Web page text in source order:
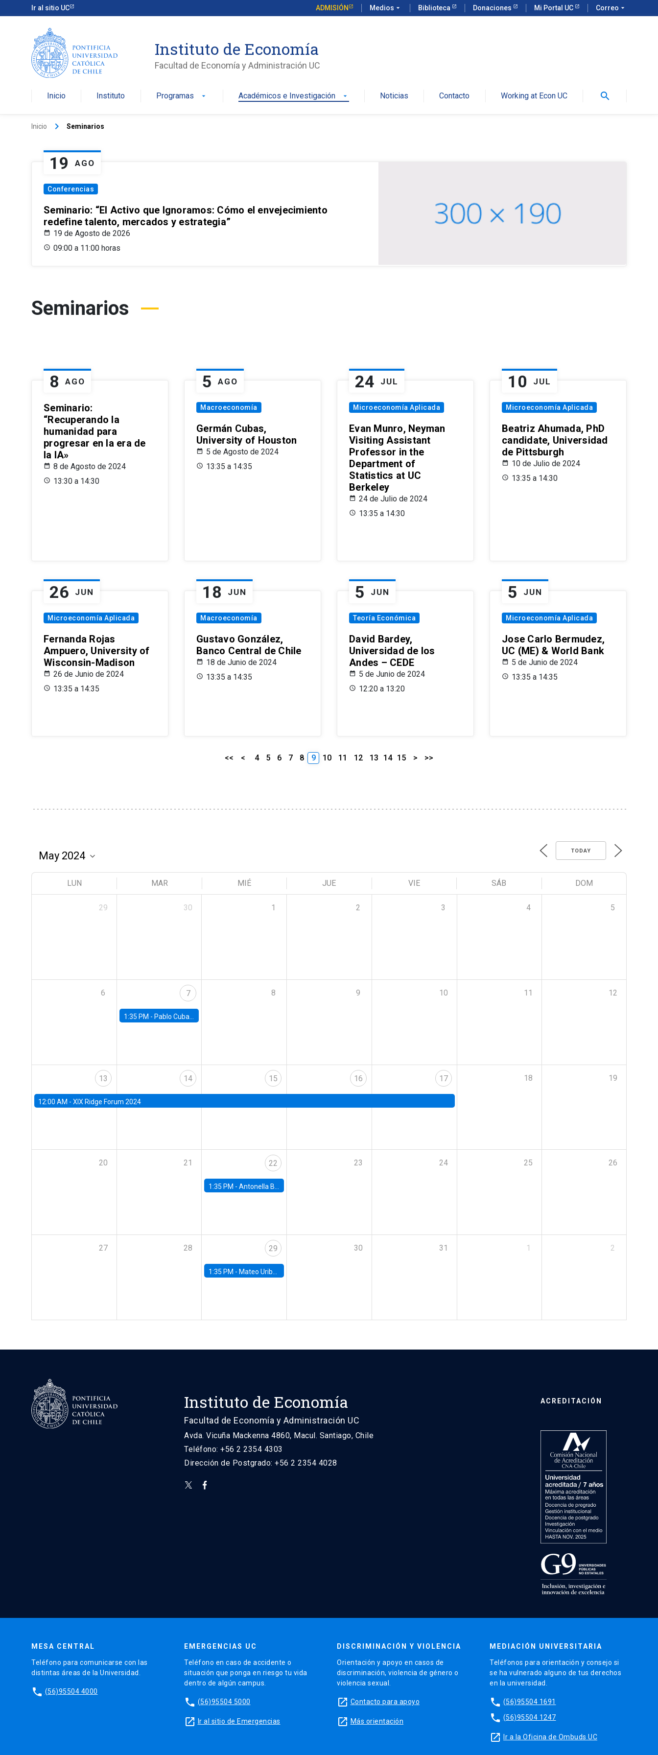
Ir al sitio UC ADMISIÓN Medios arrow_drop_down Biblioteca Donaciones Mi Portal UC Correo arrow_drop_down
Instituto de Economía
Facultad de Economía y Administración UC
Inicio Instituto Programas arrow_drop_down Académicos e Investigación arrow_drop_down Noticias Contacto Working at Econ UC search
Inicio keyboard_arrow_right Seminarios
19 AGO
Conferencias
Seminario: “El Activo que Ignoramos: Cómo el envejecimiento
redefine talento, mercados y estrategia”
19 de Agosto de 2026
09:00 a 11:00 horas
Seminarios
8 AGO
Seminario:
“Recuperando la
humanidad para
progresar en la era de
la IA»
8 de Agosto de 2024
13:30 a 14:30
5 AGO
Macroeconomía
Germán Cubas,
University of Houston
5 de Agosto de 2024
13:35 a 14:35
24 JUL
Microeconomía Aplicada
Evan Munro, Neyman
Visiting Assistant
Professor in the
Department of
Statistics at UC
Berkeley
24 de Julio de 2024
13:35 a 14:30
10 JUL
Microeconomía Aplicada
Beatriz Ahumada, PhD
candidate, Universidad
de Pittsburgh
10 de Julio de 2024
13:35 a 14:30
26 JUN
Microeconomía Aplicada
Fernanda Rojas
Ampuero, University of
Wisconsin-Madison
26 de Junio de 2024
13:35 a 14:35
18 JUN
Macroeconomía
Gustavo González,
Banco Central de Chile
18 de Junio de 2024
13:35 a 14:35
5 JUN
Teoría Económica
David Bardey,
Universidad de los
Andes – CEDE
5 de Junio de 2024
12:20 a 13:20
5 JUN
Microeconomía Aplicada
Jose Carlo Bermudez,
UC (ME) & World Bank
5 de Junio de 2024
13:35 a 14:35
<< < 4 5 6 7 8 9 10 11 12 13 14 15 > >>
TODAY
LUN MAR MIÉ JUE VIE SÁB DOM
29 30 1 2 3 4 5
6 7
1:35 PM - Pablo Cuba, FED Board
8 9 10 11 12
13
12:00 AM - XIX Ridge Forum 2024
14 15 16 17 18 19
20 21 22
1:35 PM -Antonella Bancalari, Institute for Fiscal Studies (IFS) and Research Associate at University College London (UCL)
23 24 25 26
27 28 29
1:35 PM - Mateo Uribe-Castro, Universidad de los Andes (Colombia)
30 31 1 2
Instituto de Economía
Facultad de Economía y Administración UC
Avda. Vicuña Mackenna 4860, Macul. Santiago, Chile
Teléfono: +56 2 2354 4303
Dirección de Postgrado: +56 2 2354 4028
ACREDITACIÓN
MESA CENTRAL
Teléfono para comunicarse con las
distintas áreas de la Universidad.
phone (56)95504 4000
EMERGENCIAS UC
Teléfono en caso de accidente o
situación que ponga en riesgo tu vida
dentro de algún campus.
phone (56)95504 5000
launch Ir al sitio de Emergencias
DISCRIMINACIÓN Y VIOLENCIA
Orientación y apoyo en casos de
discriminación, violencia de género o
violencia sexual.
launch Contacto para apoyo
launch Más orientación
MEDIACIÓN UNIVERSITARIA
Teléfonos para orientación y consejo si
se ha vulnerado alguno de tus derechos
en la universidad.
phone (56)95504 1691
phone (56)95504 1247
launch Ir a la Oficina de Ombuds UC